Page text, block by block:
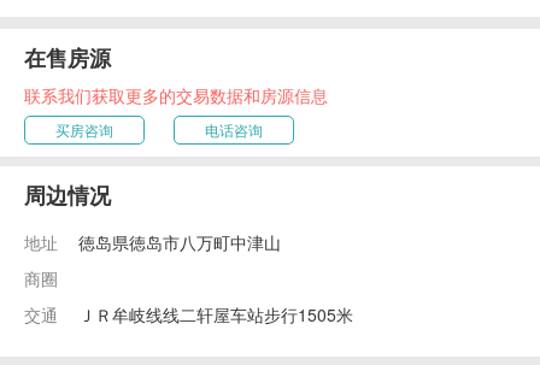
在售房源
联系我们获取更多的交易数据和房源信息
买房咨询 电话咨询
周边情况
地址
徳岛県徳岛市八万町中津山
商圈
交通
ＪＲ牟岐线线二轩屋车站步行1505米